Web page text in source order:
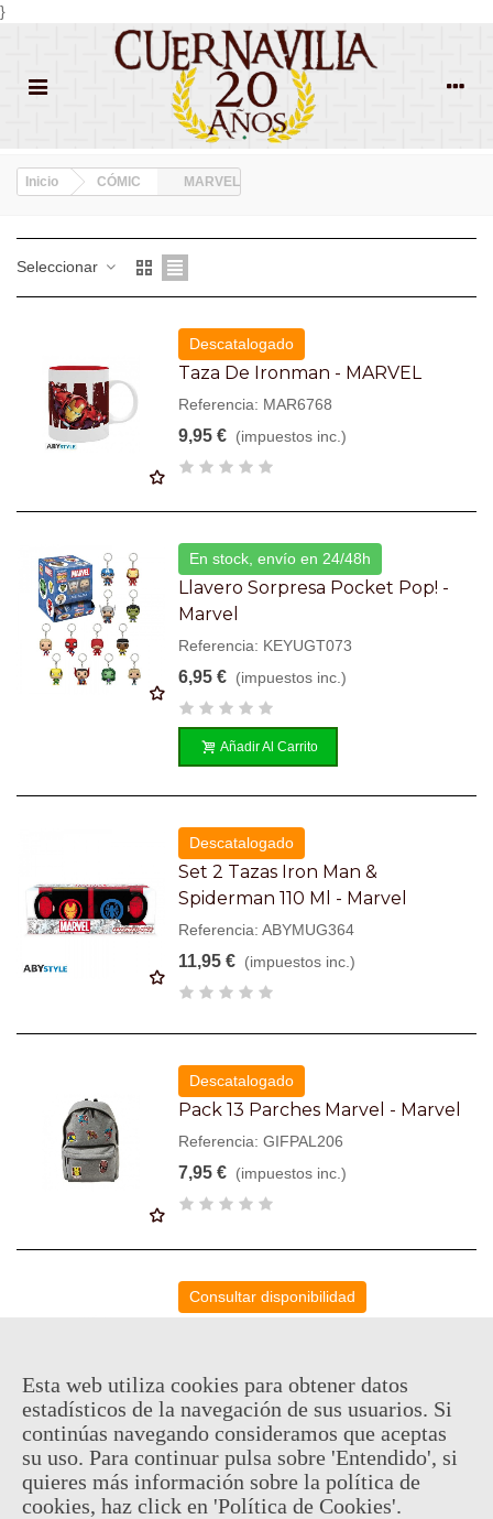
}
Inicio CÓMIC MARVEL
Seleccionar
Descatalogado
Taza De Ironman - MARVEL
Referencia: MAR6768
9,95 € (impuestos inc.)
En stock, envío en 24/48h
Llavero Sorpresa Pocket Pop! -
Marvel
Referencia: KEYUGT073
6,95 € (impuestos inc.)
Añadir Al Carrito
Descatalogado
Set 2 Tazas Iron Man &
Spiderman 110 Ml - Marvel
Referencia: ABYMUG364
11,95 € (impuestos inc.)
Descatalogado
Pack 13 Parches Marvel - Marvel
Referencia: GIFPAL206
7,95 € (impuestos inc.)
Consultar disponibilidad
9,95 € (impuestos inc.)
Añadir Al Carrito
Esta web utiliza cookies para obtener datos
estadísticos de la navegación de sus usuarios. Si
continúas navegando consideramos que aceptas
su uso. Para continuar pulsa sobre 'Entendido', si
quieres más información sobre la política de
cookies, haz click en 'Política de Cookies'.